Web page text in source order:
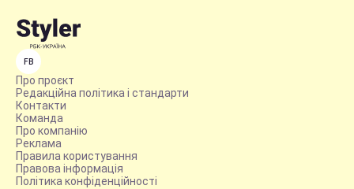
FB
Про проєкт
Редакційна політика і стандарти
Контакти
Команда
Про компанію
Реклама
Правила користування
Правова інформація
Політика конфіденційності